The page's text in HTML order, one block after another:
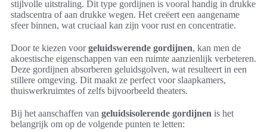
stijlvolle uitstraling. Dit type gordijnen is vooral handig in drukke
stadscentra of aan drukke wegen. Het creëert een aangename
sfeer binnen, wat cruciaal kan zijn voor rust en concentratie.
Door te kiezen voorgeluidswerende gordijnen, kan men de
akoestische eigenschappen van een ruimte aanzienlijk verbeteren.
Deze gordijnen absorberen geluidsgolven, wat resulteert in een
stillere omgeving. Dit maakt ze perfect voor slaapkamers,
thuiswerkruimtes of zelfs bijvoorbeeld theaters.
Bij het aanschaffen van geluidsisolerende gordijnen is het
belangrijk om op de volgende punten te letten: